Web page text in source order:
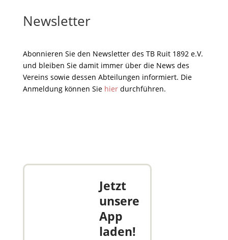
Newsletter
Abonnieren Sie den Newsletter des TB Ruit 1892 e.V.
und bleiben Sie damit immer über die News des
Vereins sowie dessen Abteilungen informiert. Die
Anmeldung können Sie hierdurchführen.
Jetzt
unsere
App
laden!